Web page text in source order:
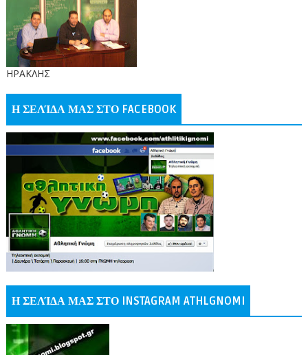
ΗΡΑΚΛΗΣ
Η ΣΕΛΊΔΑ ΜΑΣ ΣΤΟ FACEBOOK
Η ΣΕΛΊΔΑ ΜΑΣ ΣΤΟ INSTAGRAM ATHLGNOMI